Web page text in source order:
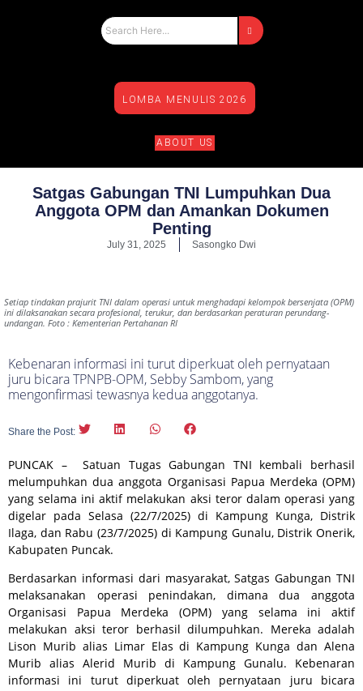
LOMBA MENULIS 2026
ABOUT US
Satgas Gabungan TNI Lumpuhkan Dua
Anggota OPM dan Amankan Dokumen
Penting
July 31, 2025 Sasongko Dwi
Setiap tindakan prajurit TNI dalam operasi untuk menghadapi kelompok bersenjata (OPM)
ini dilaksanakan secara profesional, terukur, dan berdasarkan peraturan perundang-
undangan. Foto : Kementerian Pertahanan RI
Kebenaran informasi ini turut diperkuat oleh pernyataan
juru bicara TPNPB-OPM, Sebby Sambom, yang
mengonfirmasi tewasnya kedua anggotanya.
Share the Post:
PUNCAK – Satuan Tugas Gabungan TNI kembali berhasil
melumpuhkan dua anggota Organisasi Papua Merdeka (OPM)
yang selama ini aktif melakukan aksi teror dalam operasi yang
digelar pada Selasa (22/7/2025) di Kampung Kunga, Distrik
Ilaga, dan Rabu (23/7/2025) di Kampung Gunalu, Distrik Onerik,
Kabupaten Puncak.
Berdasarkan informasi dari masyarakat, Satgas Gabungan TNI
melaksanakan operasi penindakan, dimana dua anggota
Organisasi Papua Merdeka (OPM) yang selama ini aktif
melakukan aksi teror berhasil dilumpuhkan. Mereka adalah
Lison Murib alias Limar Elas di Kampung Kunga dan Alena
Murib alias Alerid Murib di Kampung Gunalu. Kebenaran
informasi ini turut diperkuat oleh pernyataan juru bicara